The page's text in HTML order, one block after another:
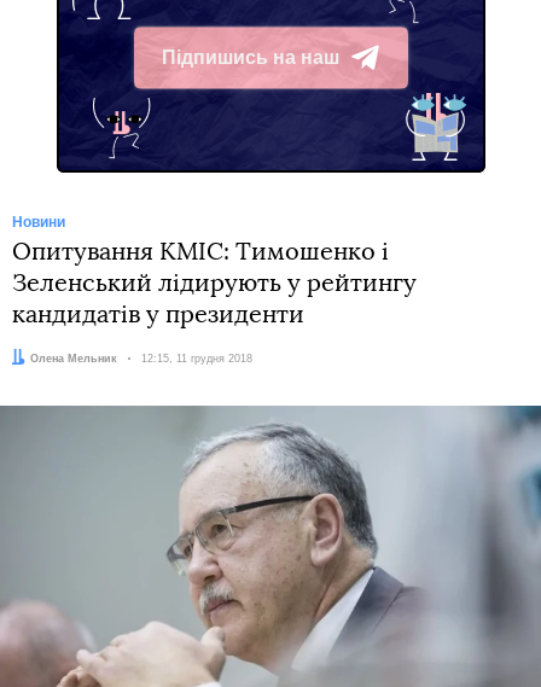
Підпишись на наш
Telegram
Новини
Опитування КМІС: Тимошенко і
Зеленський лідирують у рейтингу
кандидатів у президенти
Автор:
Олена Мельник Дата:
12:15, 11 грудня 2018